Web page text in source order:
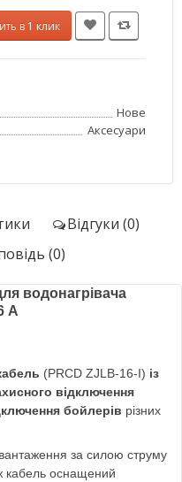
в 1 клик
Нове
Аксесуари
Відгуки (0)
(0)
водонагрівача
А
(PRCD ZJLB-16-I) із
відключення
бойлерів різних
за силою струму
кабель оснащений